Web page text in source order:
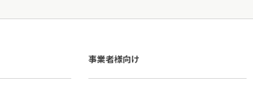
事業者様向け